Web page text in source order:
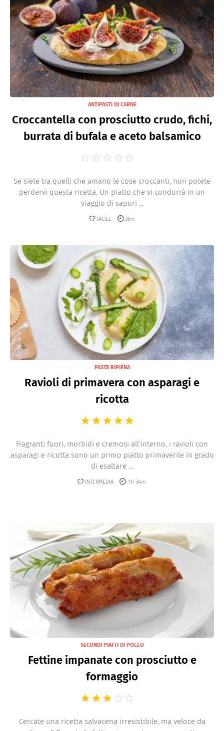
ANTIPASTI DI CARNE
Croccantella con prosciutto crudo, fichi,
burrata di bufala e aceto balsamico
Se siete tra quelli che amano le cose croccanti, non potete
perdervi questa ricetta. Un piatto che vi condurrà in un
viaggio di sapori ...
FACILE 35m
PASTA RIPIENA
Ravioli di primavera con asparagi e
ricotta
Fragranti fuori, morbidi e cremosi all’interno, i ravioli con
asparagi e ricotta sono un primo piatto primaverile in grado
di esaltare ...
INTERMEDIA 1h 34m
SECONDI PIATTI DI POLLO
Fettine impanate con prosciutto e
formaggio
Cercate una ricetta salvacena irresistibile, ma veloce da